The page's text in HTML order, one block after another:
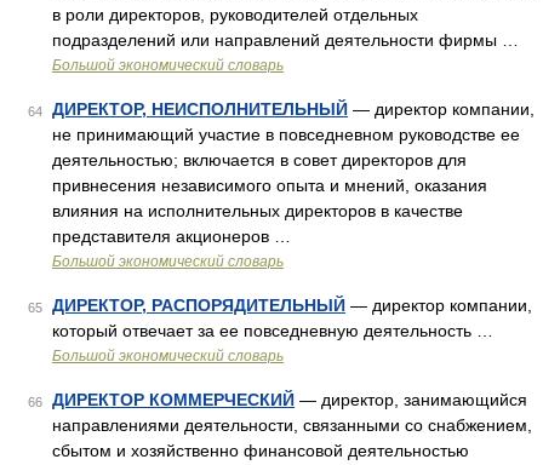
в роли директоров, руководителей отдельных
подразделений или направлений деятельности фирмы …
Большой экономический словарь
64 ДИРЕКТОР, НЕИСПОЛНИТЕЛЬНЫЙ — директор компании,
не принимающий участие в повседневном руководстве ее
деятельностью; включается в совет директоров для
привнесения независимого опыта и мнений, оказания
влияния на исполнительных директоров в качестве
представителя акционеров …
Большой экономический словарь
65 ДИРЕКТОР, РАСПОРЯДИТЕЛЬНЫЙ — директор компании,
который отвечает за ее повседневную деятельность …
Большой экономический словарь
66 ДИРЕКТОР КОММЕРЧЕСКИЙ — директор, занимающийся
направлениями деятельности, связанными со снабжением,
сбытом и хозяйственно финансовой деятельностью